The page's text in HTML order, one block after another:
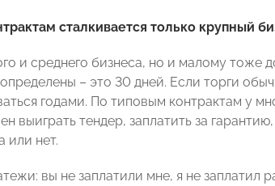
сталкивается только крупный
и среднего бизнеса, но и малому тоже
– это 30 дней. Если торги
годами. По типовым контрактам у
выиграть тендер, заплатить за
или нет.
вы не заплатили мне, я не заплатил